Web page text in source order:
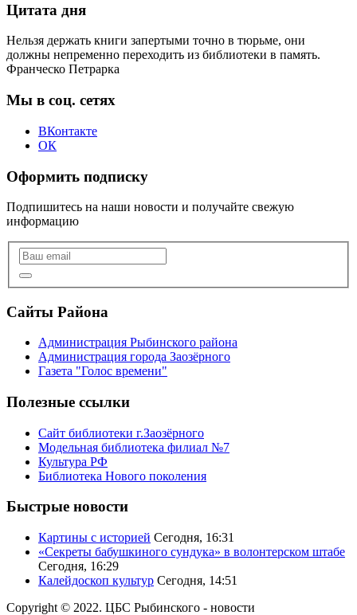
Цитата дня
Нельзя держать книги запертыми точно в тюрьме, они
должны непременно переходить из библиотеки в память.
Франческо Петрарка
Мы в соц. сетях
ВКонтакте
ОК
Оформить подписку
Подпишитесь на наши новости и получайте свежую
информацию
Сайты Района
Администрация Рыбинского района
Администрация города Заозёрного
Газета "Голос времени"
Полезные ссылки
Сайт библиотеки г.Заозёрного
Модельная библиотека филиал №7
Культура РФ
Библиотека Нового поколения
Быстрые новости
Картины с историей Сегодня, 16:31
«Секреты бабушкиного сундука» в волонтерском штабе
Сегодня, 16:29
Калейдоскоп культур Сегодня, 14:51
Copyright © 2022. ЦБС Рыбинского - новости